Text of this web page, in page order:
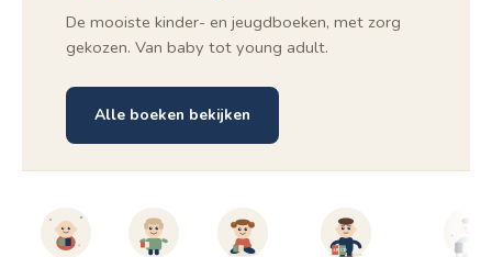
De mooiste kinder- en jeugdboeken, met zorg
gekozen. Van baby tot young adult.
Alle boeken bekijken